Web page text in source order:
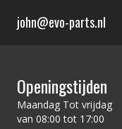
john@evo-parts.nl
Openingstijden
Maandag Tot vrijdag
van 08:00 tot 17:00